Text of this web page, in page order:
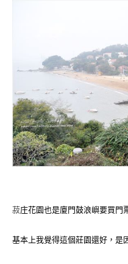
菽庄花園也是廈門鼓浪嶼要買門
基本上我覺得這個莊園還好，是